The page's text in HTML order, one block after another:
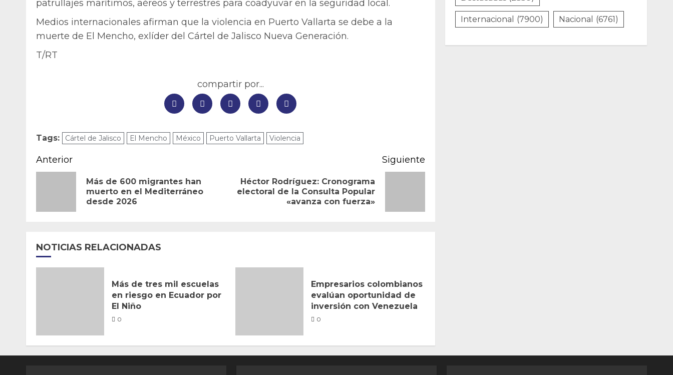
patrullajes marítimos, aéreos y terrestres para coadyuvar en la seguridad local.
Medios internacionales afirman que la violencia en Puerto Vallarta se debe a la
muerte de El Mencho, exlíder del Cártel de Jalisco Nueva Generación.
T/RT
compartir por...
Tags: Cártel de Jalisco El Mencho México Puerto Vallarta Violencia
Navegación
entradas
Anterior
Entrada
Más de 600 migrantes han
muerto en el Mediterráneo
desde 2026
Siguiente
Siguiente
Héctor Rodríguez: Cronograma
electoral de la Consulta Popular
«avanza con fuerza»
NOTICIAS RELACIONADAS
Más de tres mil escuelas
en riesgo en Ecuador por
El Niño
0
Empresarios colombianos
evalúan oportunidad de
inversión con Venezuela
0
Internacional (7900) Nacional (6761)